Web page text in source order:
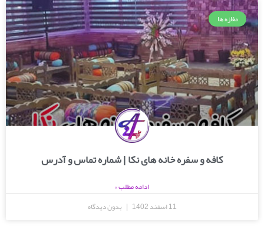
مغازه ها
کافه و سفره خانه های نکا | شماره تماس و آدرس
ادامه مطلب »
11 اسفند 1402
بدون دیدگاه